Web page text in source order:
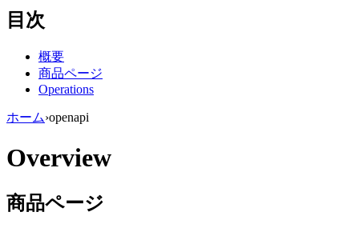
目次
概要
商品ページ
Operations
ホーム›openapi
Overview
商品ページ